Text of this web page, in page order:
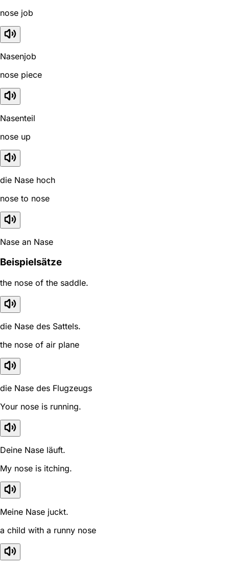
nose job
Nasenjob
nose piece
Nasenteil
nose up
die Nase hoch
nose to nose
Nase an Nase
Beispielsätze
the nose of the saddle.
die Nase des Sattels.
the nose of air plane
die Nase des Flugzeugs
Your nose is running.
Deine Nase läuft.
My nose is itching.
Meine Nase juckt.
a child with a runny nose